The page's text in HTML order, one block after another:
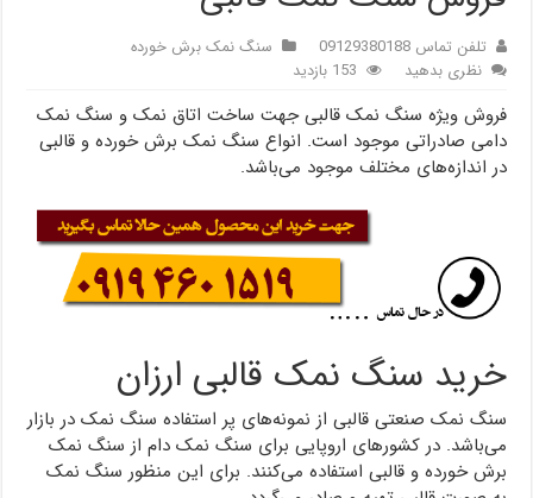
تلفن تماس 09129380188
سنگ نمک برش خورده
نظری بدهید
153 بازدید
فروش ویژه سنگ نمک قالبی جهت ساخت اتاق نمک و سنگ نمک
دامی صادراتی موجود است. انواع سنگ نمک برش خورده و قالبی
در اندازه‌های مختلف موجود می‌باشد.
خرید سنگ نمک قالبی ارزان
سنگ نمک صنعتی قالبی از نمونه‌های پر استفاده سنگ نمک در بازار
می‌باشد. در کشورهای اروپایی برای سنگ نمک دام از سنگ نمک
برش خورده و قالبی استفاده می‌کنند. برای این منظور سنگ نمک